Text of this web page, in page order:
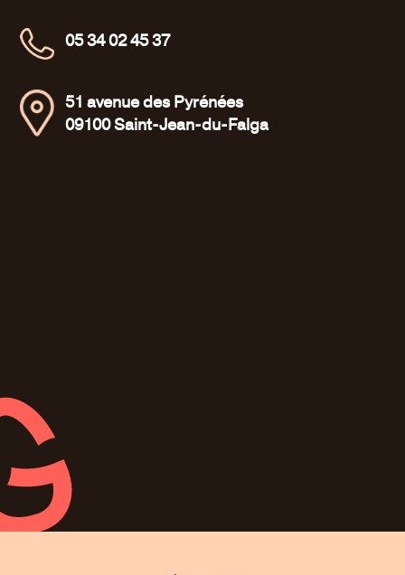
05 34 02 45 37
51 avenue des Pyrénées
09100 Saint-Jean-du-Falga